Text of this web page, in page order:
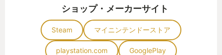
ショップ・メーカーサイト
Steam マイニンテンドーストア
playstation.com GooglePlay